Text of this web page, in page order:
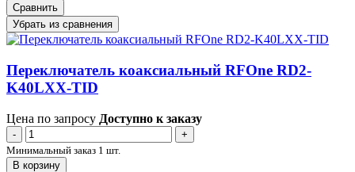
Сравнить
Убрать из сравнения
Переключатель коаксиальный RFOne RD2-
K40LXX-TID
Цена по запросу Доступно к заказу
-
+
Минимальный заказ 1 шт.
В корзину